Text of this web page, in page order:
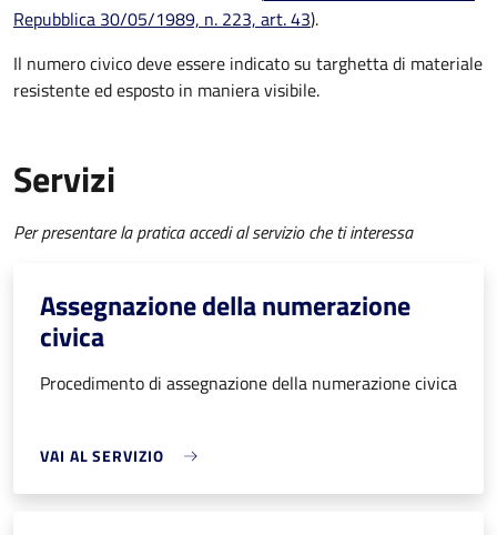
Repubblica 30/05/1989, n. 223, art. 43).
Il numero civico deve essere indicato su targhetta di materiale
resistente ed esposto in maniera visibile.
Servizi
Per presentare la pratica accedi al servizio che ti interessa
Assegnazione della numerazione
civica
Procedimento di assegnazione della numerazione civica
VAI AL SERVIZIO